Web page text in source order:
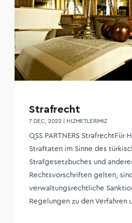
Strafrecht
7 DEC, 2022 HIZMETLERIMIZ
QSS PARTNERS StrafrechtFür
Straftaten im Sinne des
Strafgesetzbuches und
Rechtsvorschriften gelten,
verwaltungsrechtliche
Regelungen zu den Verfahren